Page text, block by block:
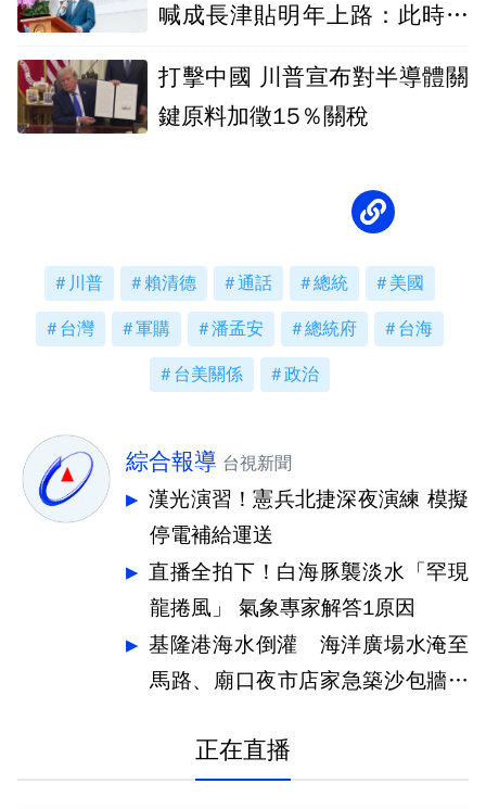
喊成長津貼明年上路：此時不
打擊中國 川普宣布對半導體關
鍵原料加徵15％關稅
川普 賴清德 通話 總統 美國
台灣 軍購 潘孟安 總統府 台海
台美關係 政治
綜合報導 台視新聞
漢光演習！憲兵北捷深夜演練 模擬
停電補給運送
直播全拍下！白海豚襲淡水「罕現
龍捲風」 氣象專家解答1原因
基隆港海水倒灌 海洋廣場水淹至
馬路、廟口夜市店家急築沙包牆擋
正在直播